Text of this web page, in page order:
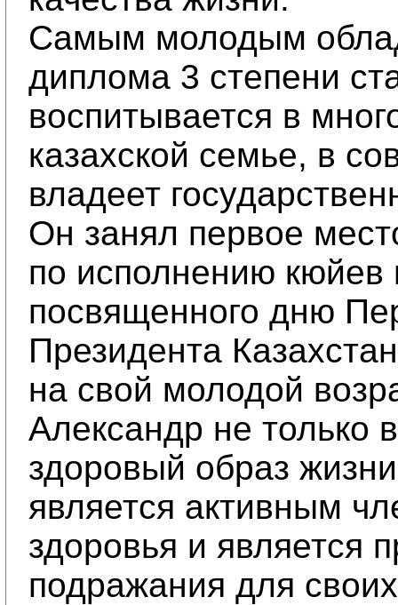
Самым молодым
диплома 3 степени
воспитывается в
казахской семье, в
владеет
Он занял первое
по исполнению
посвященного дню
Президента
на свой молодой
Александр не только
здоровый образ
является активным
здоровья и является
подражания для своих